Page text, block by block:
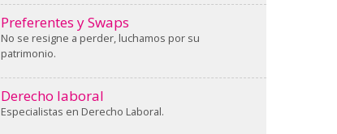
Preferentes y Swaps
No se resigne a perder, luchamos por su
patrimonio.
Derecho laboral
Especialistas en Derecho Laboral.